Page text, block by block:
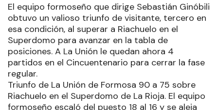
El equipo formoseño que dirige Sebastián Ginóbili
obtuvo un valioso triunfo de visitante, tercero en
esa condición, al superar a Riachuelo en el
Superdomo para avanzar en la tabla de
posiciones. A La Unión le quedan ahora 4
partidos en el Cincuentenario para cerrar la fase
regular.
Triunfo de La Unión de Formosa 90 a 75 sobre
Riachuelo en el Superdomo de La Rioja. El equipo
formoseño escaló del puesto 18 al 16 y se aleja